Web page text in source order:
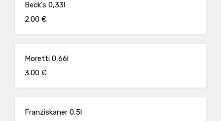
Beck's 0,33l
2.00 €
Moretti 0,66l
3.00 €
Franziskaner 0,5l